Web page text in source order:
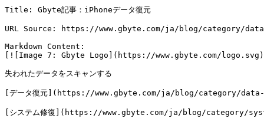
Title: Gbyte記事：iPhoneデータ復元
URL Source: https://www.gbyte.com/ja/blog/category/
Markdown Content:
[![Image 7: Gbyte Logo](https://www.gbyte.com/
失われたデータをスキャンする
[データ復元](https://www.gbyte.com/ja/blog/category/
[システム修復](https://www.gbyte.com/ja/blog/category/